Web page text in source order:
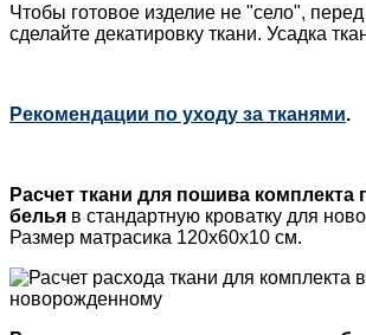
Чтобы готовое изделие не "село",
сделайте декатировку ткани. Усадка
Рекомендации по уходу за тканями.
Расчет ткани для пошива комплекта
белья в стандартную кроватку для
Размер матрасика 120х60х10 см.